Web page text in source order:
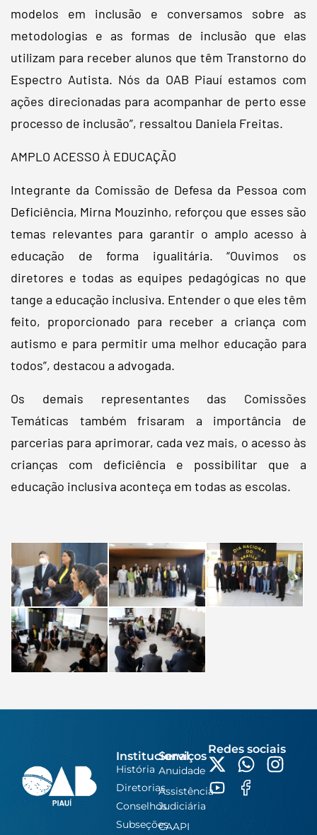
modelos em inclusão e conversamos sobre as
metodologias e as formas de inclusão que elas
utilizam para receber alunos que têm Transtorno do
Espectro Autista. Nós da OAB Piauí estamos com
ações direcionadas para acompanhar de perto esse
processo de inclusão”, ressaltou Daniela Freitas.
AMPLO ACESSO À EDUCAÇÃO
Integrante da Comissão de Defesa da Pessoa com
Deficiência, Mirna Mouzinho, reforçou que esses são
temas relevantes para garantir o amplo acesso à
educação de forma igualitária. “Ouvimos os
diretores e todas as equipes pedagógicas no que
tange a educação inclusiva. Entender o que eles têm
feito, proporcionado para receber a criança com
autismo e para permitir uma melhor educação para
todos”, destacou a advogada.
Os demais representantes das Comissões
Temáticas também frisaram a importância de
parcerias para aprimorar, cada vez mais, o acesso às
crianças com deficiência e possibilitar que a
educação inclusiva aconteça em todas as escolas.
Institucional
História
Diretorias
Conselhos
Subseções
Serviços
Anuidade
Assistência
Judiciária
CAAPI
Redes sociais